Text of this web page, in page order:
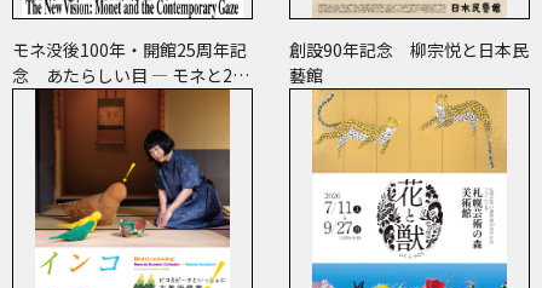
モネ没後100年・開館25周年記
念 あたらしい目 ― モネと21
世紀のアート
創設90年記念 柳宗悦と日本民
藝館